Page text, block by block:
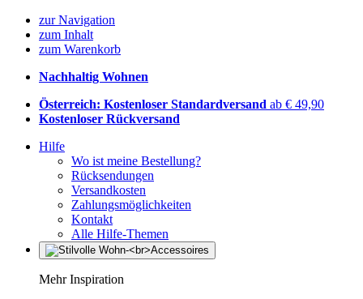
zur Navigation
zum Inhalt
zum Warenkorb
Nachhaltig Wohnen
Österreich: Kostenloser Standardversand ab € 49,90
Kostenloser Rückversand
Hilfe
Wo ist meine Bestellung?
Rücksendungen
Versandkosten
Zahlungsmöglichkeiten
Kontakt
Alle Hilfe-Themen
Mehr Inspiration